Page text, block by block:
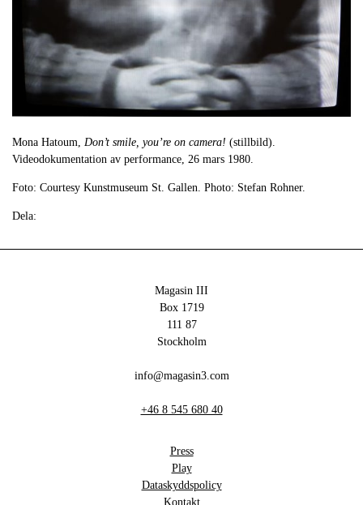
Mona Hatoum, Don’t smile, you’re on camera! (stillbild).
Videodokumentation av performance, 26 mars 1980.
Foto: Courtesy Kunstmuseum St. Gallen. Photo: Stefan Rohner.
Dela:
Magasin III
Box 1719
111 87
Stockholm
info@magasin3.com
+46 8 545 680 40
Press
Play
Dataskyddspolicy
Kontakt